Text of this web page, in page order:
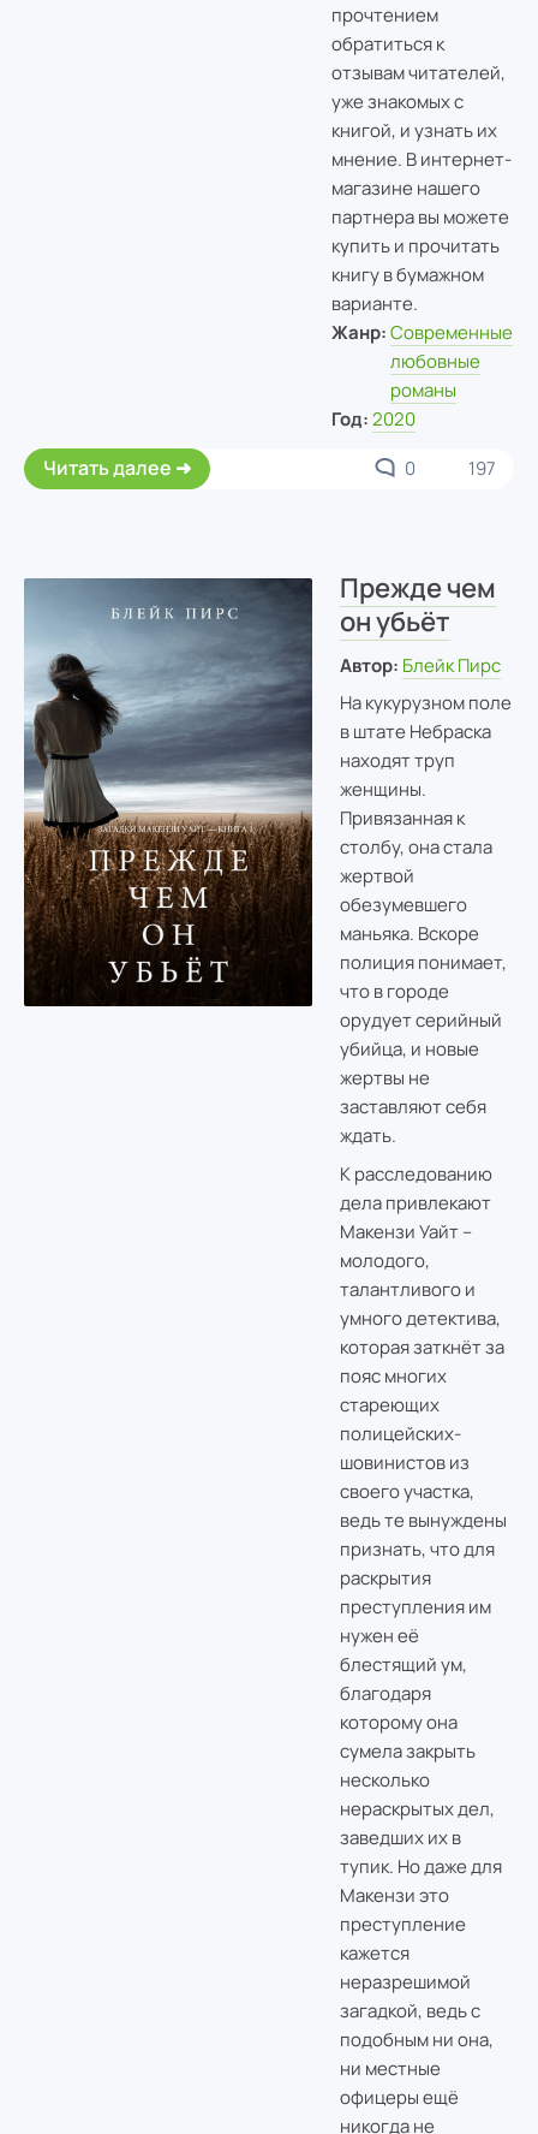
прочтением
обратиться к
отзывам читателей,
уже знакомых с
книгой, и узнать их
мнение. В интернет-
магазине нашего
партнера вы можете
купить и прочитать
книгу в бумажном
варианте.
Жанр: Современные
любовные
романы
Год: 2020
Читать далее 0 197
Прежде чем
он убьёт
Автор: Блейк Пирс
На кукурузном поле
в штате Небраска
находят труп
женщины.
Привязанная к
столбу, она стала
жертвой
обезумевшего
маньяка. Вскоре
полиция понимает,
что в городе
орудует серийный
убийца, и новые
жертвы не
заставляют себя
ждать.
К расследованию
дела привлекают
Макензи Уайт –
молодого,
талантливого и
умного детектива,
которая заткнёт за
пояс многих
стареющих
полицейских-
шовинистов из
своего участка,
ведь те вынуждены
признать, что для
раскрытия
преступления им
нужен её
блестящий ум,
благодаря
которому она
сумела закрыть
несколько
нераскрытых дел,
заведших их в
тупик. Но даже для
Макензи это
преступление
кажется
неразрешимой
загадкой, ведь с
подобным ни она,
ни местные
офицеры ещё
никогда не